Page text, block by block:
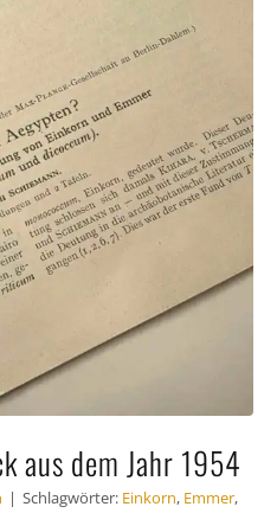
aus dem Jahr 1954
| Schlagwörter: Einkorn, Emmer,